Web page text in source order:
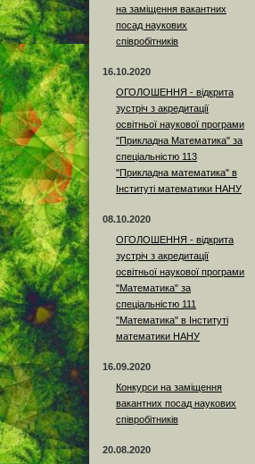
на заміщення вакантних
посад наукових
співробітників
16.10.2020
ОГОЛОШЕННЯ - відкрита
зустріч з акредитації
освітньої наукової програми
"Прикладна Математика" за
спеціальністю 113
"Прикладна математика" в
Інституті математики НАНУ
08.10.2020
ОГОЛОШЕННЯ - відкрита
зустріч з акредитації
освітньої наукової програми
"Математика" за
спеціальністю 111
"Математика" в Інституті
математики НАНУ
16.09.2020
Конкурси на заміщення
вакантних посад наукових
співробітників
20.08.2020